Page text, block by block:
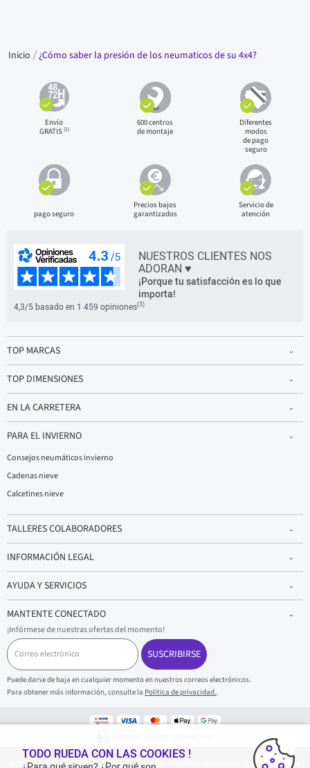
Inicio ¿Cómo saber la presión de los neumaticos de su 4x4?
Envío
GRATIS(1)
600 centros
de montaje
Diferentes
modos
de pago
seguro
pago seguro
Precios bajos
garantizados
Servicio de
atención
NUESTROS CLIENTES NOS
ADORAN ♥
¡Porque tu satisfacción es lo que
importa!
4,3/5 basado en 1 459 opiniones(3)
TOP MARCAS
TOP DIMENSIONES
EN LA CARRETERA
PARA EL INVIERNO
Consejos neumáticos invierno
Cadenas nieve
Calcetines nieve
TALLERES COLABORADORES
INFORMACIÓN LEGAL
AYUDA Y SERVICIOS
MANTENTE CONECTADO
¡Infórmese de nuestras ofertas del momento!
C
o
r
r
e
o
l
SUSCRIBIRSE
Puede darse de baja en cualquier momento en nuestros correos electrónicos.
Para obtener más información, consulte la Política de privacidad..
1001Neumaticos - Copyright 2025 - Todos los derechos reservados 1001Neumaticos
TODO RUEDA CON LAS COOKIES !